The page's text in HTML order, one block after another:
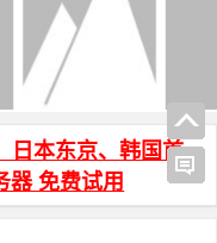
跳转 和 js打开新窗口 方法
日本东京、韩国首
器 免费试用